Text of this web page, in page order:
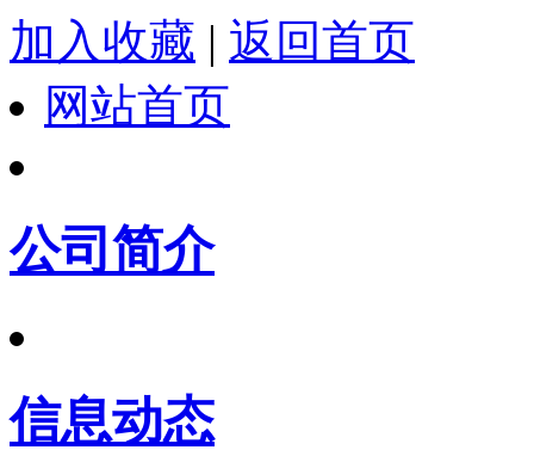
加入收藏 | 返回首页
网站首页
公司简介
信息动态